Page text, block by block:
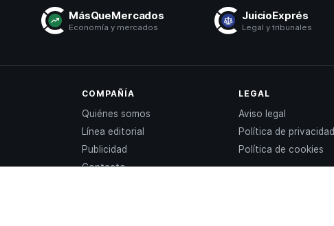
MásQueMercados
Economía y mercados
JuicioExprés
Legal y tribunales
COMPAÑÍA
Quiénes somos
Línea editorial
Publicidad
Contacto
LEGAL
Aviso legal
Política de privacidad
Política de cookies